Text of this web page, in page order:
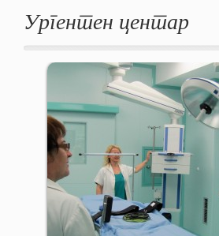
Ургентен центар